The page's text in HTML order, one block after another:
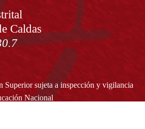
Caldas
Superior sujeta a inspección y vigilancia
Nacional